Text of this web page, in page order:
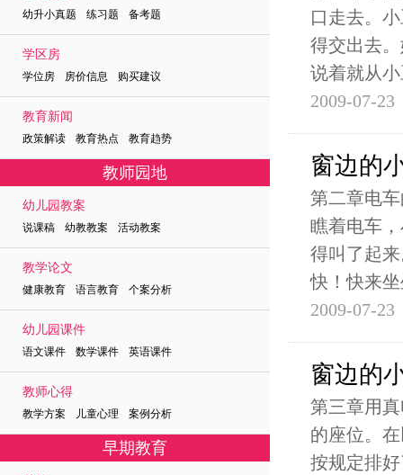
幼升小真题 练习题 备考题
学区房
学位房 房价信息 购买建议
教育新闻
政策解读 教育热点 教育趋势
教师园地
幼儿园教案
说课稿 幼教教案 活动教案
教学论文
健康教育 语言教育 个案分析
幼儿园课件
语文课件 数学课件 英语课件
教师心得
教学方案 儿童心理 案例分析
早期教育
口走去。
得交出去
说着就从
2009-07-23
窗边的
第二章电
瞧着电车
得叫了起
快！快来
2009-07-23
窗边的
第三章用
的座位。
按规定排